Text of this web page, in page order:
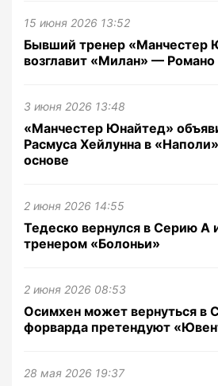
15 июня 2026 13:52
Бывший тренер «Манчестер
возглавит «Милан» — Романо
3 июня 2026 13:48
«Манчестер Юнайтед»
Расмуса Хейлунна в
основе
2 июня 2026 14:55
Тедеско вернулся в Серию А
тренером «Болоньи»
2 июня 2026 08:53
Осимхен может вернуться в
форварда претендуют
28 мая 2026 19:37